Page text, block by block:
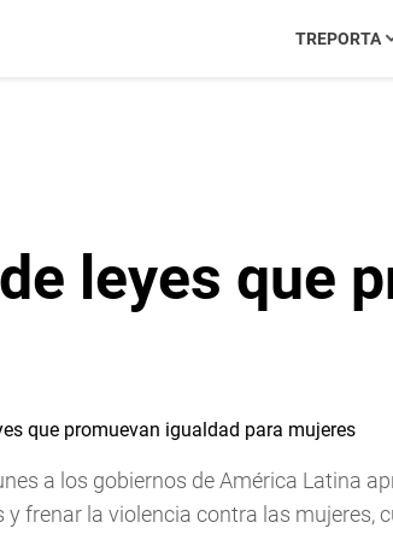
TREPORTA
leyes que
a los gobiernos de América Latina
frenar la violencia contra las mujeres,